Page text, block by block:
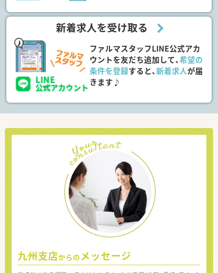
新着求人を受け取る
ファルマスタッフLINE公式アカ
ウントを友だち追加して、希望の
条件を登録すると、新着求人が届
きます♪
九州支店からの メッセージ